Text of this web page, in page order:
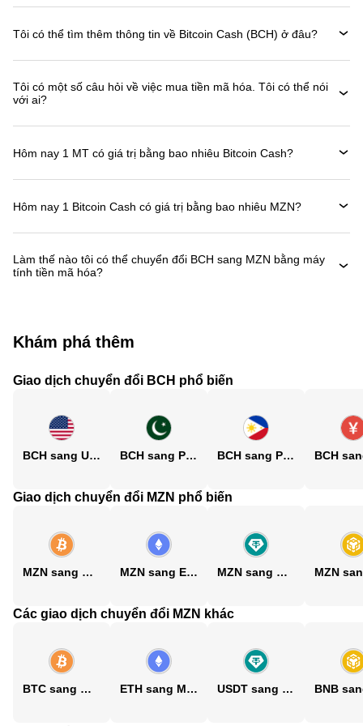
Tôi có thể tìm thêm thông tin về Bitcoin Cash (BCH) ở đâu?
Tôi có một số câu hỏi về việc mua tiền mã hóa. Tôi có thể nói
với ai?
Hôm nay 1 MT có giá trị bằng bao nhiêu Bitcoin Cash?
Hôm nay 1 Bitcoin Cash có giá trị bằng bao nhiêu MZN?
Làm thế nào tôi có thể chuyển đổi BCH sang MZN bằng máy
tính tiền mã hóa?
Khám phá thêm
Giao dịch chuyển đổi BCH phổ biến
BCH sang USD BCH sang PKR BCH sang PHP
Giao dịch chuyển đổi MZN phổ biến
MZN sang BTC MZN sang ETH MZN sang USDT
Các giao dịch chuyển đổi MZN khác
BTC sang MZN ETH sang MZN USDT sang MZN